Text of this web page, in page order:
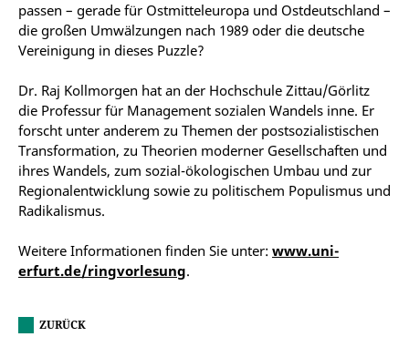
passen – gerade für Ostmitteleuropa und Ostdeutschland –
die großen Umwälzungen nach 1989 oder die deutsche
Vereinigung in dieses Puzzle?
Dr. Raj Kollmorgen hat an der Hochschule Zittau/Görlitz
die Professur für Management sozialen Wandels inne. Er
forscht unter anderem zu Themen der postsozialistischen
Transformation, zu Theorien moderner Gesellschaften und
ihres Wandels, zum sozial-ökologischen Umbau und zur
Regionalentwicklung sowie zu politischem Populismus und
Radikalismus.
Weitere Informationen finden Sie unter: www.uni-
erfurt.de/ringvorlesung.
ZURÜCK